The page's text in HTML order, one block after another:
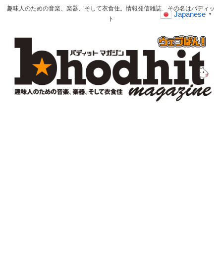
趣味人のための音楽、楽器、そして衣食住。情報発信雑誌、その名はバディッ
ト
Japanese ▼